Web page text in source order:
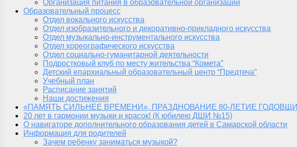
Организация питания в образовательной организации
Образовательный процесс
Отдел вокального искусства
Отдел изобразительного и декоративно-прикладного искусства
Отдел музыкально-инструментального искусства
Отдел хореографического искусства
Отдел социально-гуманитарной деятельности
Подростковый клуб по месту жительства “Комета”
Детский епархиальный образовательный центр “Предтеча”
Учебный план
Расписание занятий
Наши достижения
«ПАМЯТЬ СИЛЬНЕЕ ВРЕМЕНИ», ПРАЗДНОВАНИЕ 80-ЛЕТИЕ
20 лет в гармонии музыки и красок! (К юбилею ДШИ №15)
О навигаторе дополнительного образования детей в Самарской области
Информация для родителей
Зачем ребенку заниматься музыкой?